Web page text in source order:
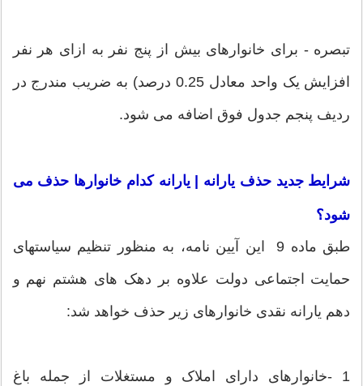
تبصره - برای خانوارهای بیش از پنج نفر به ازای هر نفر
افزایش یک واحد معادل 0.25 درصد) به ضریب مندرج در
ردیف پنجم جدول فوق اضافه می شود.
شرایط جدید حذف یارانه | یارانه کدام خانوارها حذف می
شود؟
طبق ماده 9 این آیین نامه، به منظور تنظیم سیاستهای
حمایت اجتماعی دولت علاوه بر دهک های هشتم نهم و
دهم یارانه نقدی خانوارهای زیر حذف خواهد شد:
1 -خانوارهای دارای املاک و مستغلات از جمله باغ